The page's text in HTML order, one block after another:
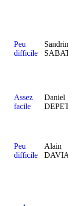
Peu
difficile
Sandrine
Assez
facile
Daniel
Peu
difficile
Alain